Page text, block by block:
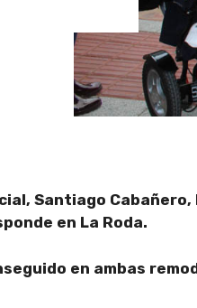
Santiago
en La Roda.
en ambas